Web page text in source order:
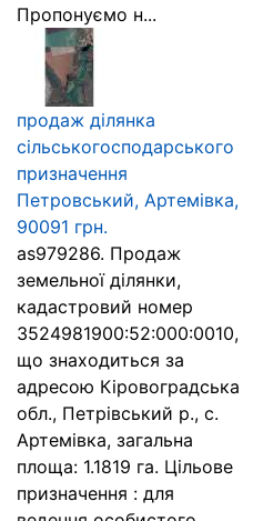
Пропонуємо н...
продаж ділянка
сільськогосподарського
призначення
Петровський, Артемівка,
90091 грн.
as979286. Продаж
земельної ділянки,
кадастровий номер
3524981900:52:000:0010,
що знаходиться за
адресою Кіровоградська
обл., Петрівський р., с.
Артемівка, загальна
площа: 1.1819 га. Цільове
призначення : для